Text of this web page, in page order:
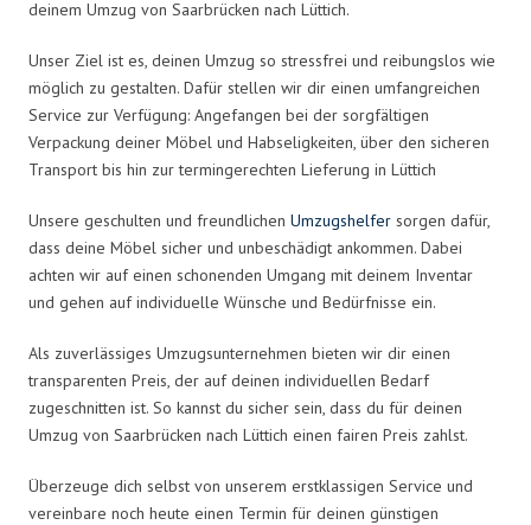
deinem Umzug von Saarbrücken nach Lüttich.
Unser Ziel ist es, deinen Umzug so stressfrei und reibungslos wie
möglich zu gestalten. Dafür stellen wir dir einen umfangreichen
Service zur Verfügung: Angefangen bei der sorgfältigen
Verpackung deiner Möbel und Habseligkeiten, über den sicheren
Transport bis hin zur termingerechten Lieferung in Lüttich
Unsere geschulten und freundlichen Umzugshelfer sorgen dafür,
dass deine Möbel sicher und unbeschädigt ankommen. Dabei
achten wir auf einen schonenden Umgang mit deinem Inventar
und gehen auf individuelle Wünsche und Bedürfnisse ein.
Als zuverlässiges Umzugsunternehmen bieten wir dir einen
transparenten Preis, der auf deinen individuellen Bedarf
zugeschnitten ist. So kannst du sicher sein, dass du für deinen
Umzug von Saarbrücken nach Lüttich einen fairen Preis zahlst.
Überzeuge dich selbst von unserem erstklassigen Service und
vereinbare noch heute einen Termin für deinen günstigen